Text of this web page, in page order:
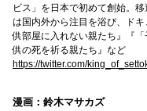
ビス」を日本で初めて創始。
は国内外から注目を浴び、ド
供部屋に入れない親たち』『
供の死を祈る親たち』など
https://twitter.com/
漫画：鈴木マサカズ